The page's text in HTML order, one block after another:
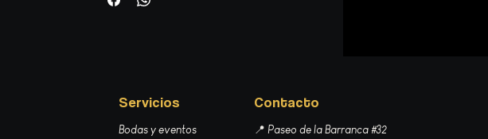
Servicios
Bodas y eventos
Contacto
📍 Paseo de la Barranca #32